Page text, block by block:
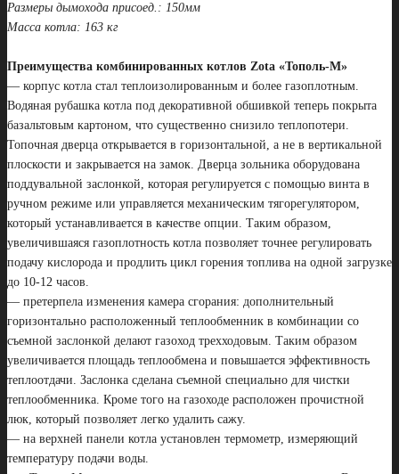
Размеры дымохода присоед.: 150мм
Масса котла: 163 кг
Преимущества комбинированных котлов Zota «Тополь-М»
— корпус котла стал теплоизолированным и более газоплотным.
Водяная рубашка котла под декоративной обшивкой теперь покрыта
базальтовым картоном, что существенно снизило теплопотери.
Топочная дверца открывается в горизонтальной, а не в вертикальной
плоскости и закрывается на замок. Дверца зольника оборудована
поддувальной заслонкой, которая регулируется с помощью винта в
ручном режиме или управляется механическим тягорегулятором,
который устанавливается в качестве опции. Таким образом,
увеличившаяся газоплотность котла позволяет точнее регулировать
подачу кислорода и продлить цикл горения топлива на одной загрузке
до 10-12 часов.
— претерпела изменения камера сгорания: дополнительный
горизонтально расположенный теплообменник в комбинации со
съемной заслонкой делают газоход трехходовым. Таким образом
увеличивается площадь теплообмена и повышается эффективность
теплоотдачи. Заслонка сделана съемной специально для чистки
теплообменника. Кроме того на газоходе расположен прочистной
люк, который позволяет легко удалить сажу.
— на верхней панели котла установлен термометр, измеряющий
температуру подачи воды.